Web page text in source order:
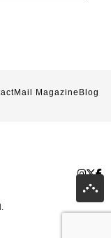
Mail Magazine Blog